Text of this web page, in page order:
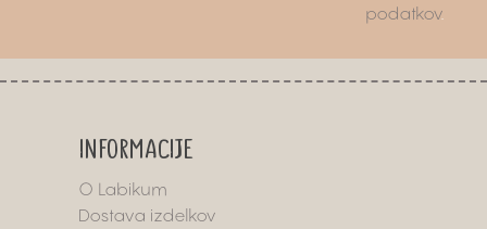
podatkov.
INFORMACIJE
O Labikum
Dostava izdelkov